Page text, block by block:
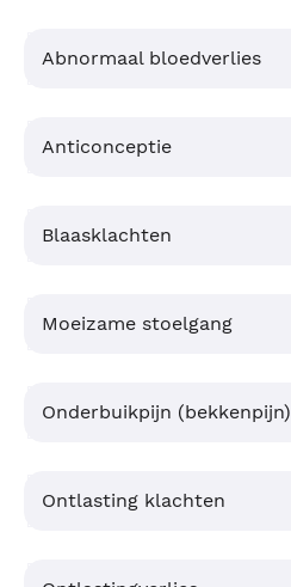
Abnormaal bloedverlies
Anticonceptie
Blaasklachten
Moeizame stoelgang
Onderbuikpijn (bekkenpijn)
Ontlasting klachten